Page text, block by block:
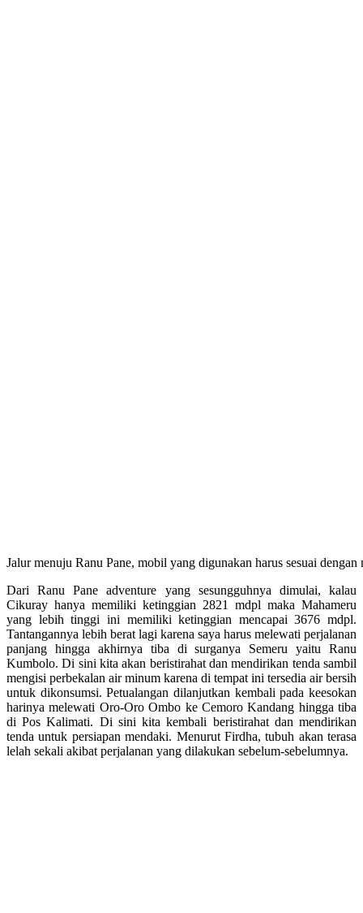
Jalur menuju Ranu Pane, mobil yang digunakan harus sesuai dengan
Dari Ranu Pane adventure yang sesungguhnya dimulai, kalau
Cikuray hanya memiliki ketinggian 2821 mdpl maka Mahameru
yang lebih tinggi ini memiliki ketinggian mencapai 3676 mdpl.
Tantangannya lebih berat lagi karena saya harus melewati perjalanan
panjang hingga akhirnya tiba di surganya Semeru yaitu Ranu
Kumbolo. Di sini kita akan beristirahat dan mendirikan tenda sambil
mengisi perbekalan air minum karena di tempat ini tersedia air bersih
untuk dikonsumsi. Petualangan dilanjutkan kembali pada keesokan
harinya melewati Oro-Oro Ombo ke Cemoro Kandang hingga tiba
di Pos Kalimati. Di sini kita kembali beristirahat dan mendirikan
tenda untuk persiapan mendaki. Menurut Firdha, tubuh akan terasa
lelah sekali akibat perjalanan yang dilakukan sebelum-sebelumnya.